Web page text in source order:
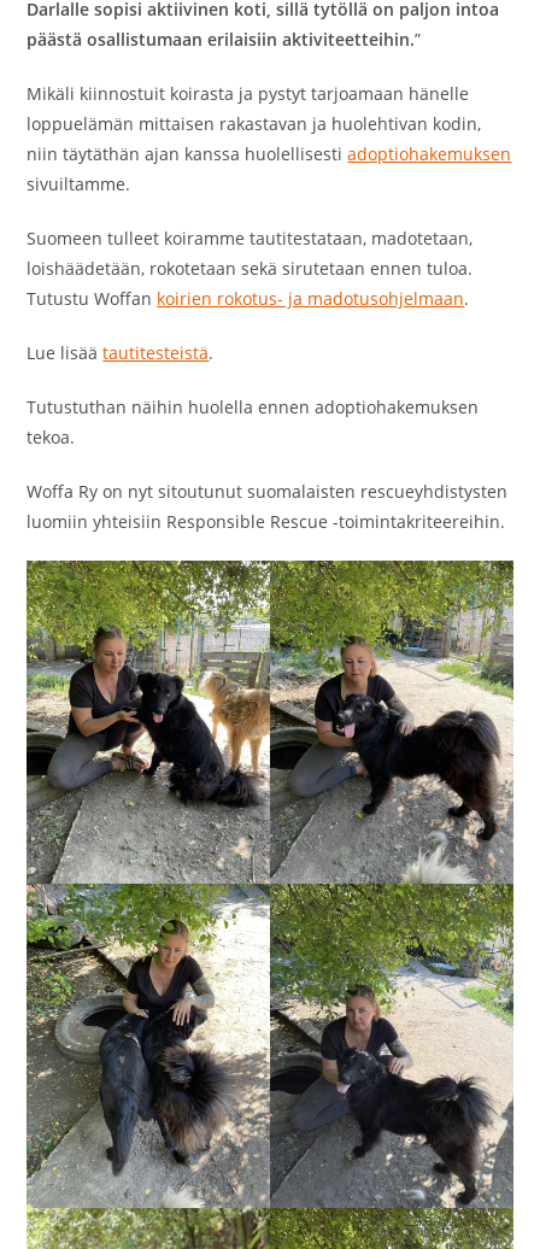
Darlalle sopisi aktiivinen koti, sillä tytöllä on paljon intoa
päästä osallistumaan erilaisiin aktiviteetteihin.”
Mikäli kiinnostuit koirasta ja pystyt tarjoamaan hänelle
loppuelämän mittaisen rakastavan ja huolehtivan kodin,
niin täytäthän ajan kanssa huolellisestiadoptiohakemuksen
sivuiltamme.
Suomeen tulleet koiramme tautitestataan, madotetaan,
loishäädetään, rokotetaan sekä sirutetaan ennen tuloa.
Tutustu Woffan koirien rokotus- ja madotusohjelmaan.
Lue lisäätautitesteistä.
Tutustuthan näihin huolella ennen adoptiohakemuksen
tekoa.
Woffa Ry on nyt sitoutunut suomalaisten rescueyhdistysten
luomiin yhteisiin Responsible Rescue -toimintakriteereihin.